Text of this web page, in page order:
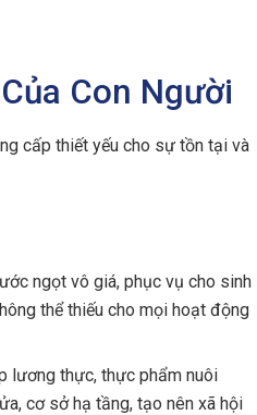
Con Người
cấp thiết yếu cho sự tồn tại và
ngọt vô giá, phục vụ cho sinh
thể thiếu cho mọi hoạt động
lương thực, thực phẩm nuôi
cơ sở hạ tầng, tạo nên xã hội